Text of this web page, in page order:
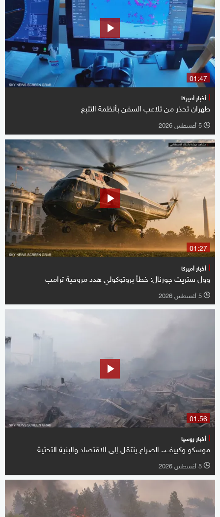
01:47
أخبار أميركا
طهران تحذر من تلاعب السفن بأنظمة التتبع
l 5 أغسطس 2026
01:27
أخبار أميركا
وول ستريت جورنال: خطأ بروتوكولي هدد مروحية ترامب
l 5 أغسطس 2026
01:56
أخبار روسيا
موسكو وكييف.. الصراع ينتقل إلى الاقتصاد والبنية التحتية
l 5 أغسطس 2026